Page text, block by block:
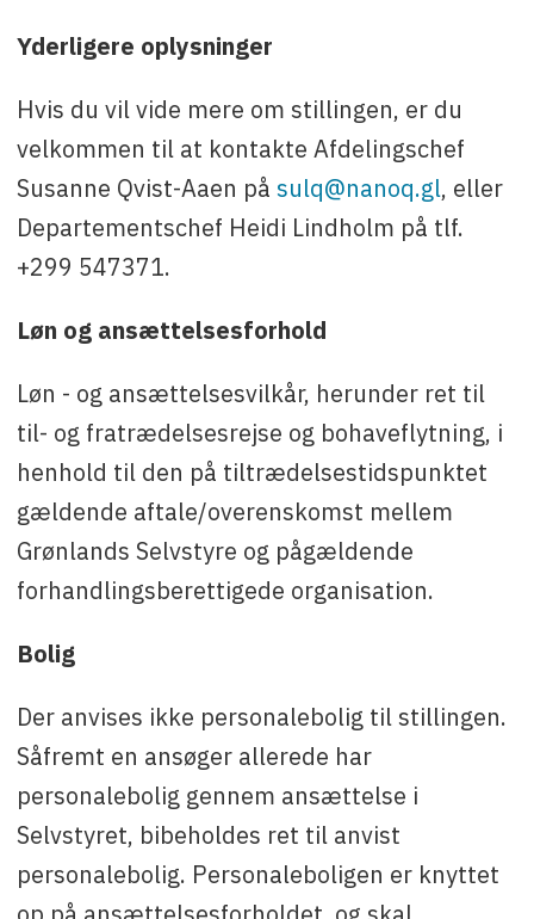
Yderligere oplysninger
Hvis du vil vide mere om stillingen, er du
velkommen til at kontakte Afdelingschef
Susanne Qvist-Aaen på sulq@nanoq.gl, eller
Departementschef Heidi Lindholm på tlf.
+299 547371.
Løn og ansættelsesforhold
Løn - og ansættelsesvilkår, herunder ret til
til- og fratrædelsesrejse og bohaveflytning, i
henhold til den på tiltrædelsestidspunktet
gældende aftale/overenskomst mellem
Grønlands Selvstyre og pågældende
forhandlingsberettigede organisation.
Bolig
Der anvises ikke personalebolig til stillingen.
Såfremt en ansøger allerede har
personalebolig gennem ansættelse i
Selvstyret, bibeholdes ret til anvist
personalebolig. Personaleboligen er knyttet